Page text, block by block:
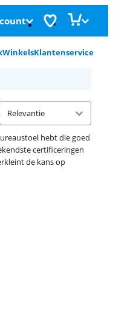
WinkelsKlantenservice
hebt die goed
certificeringen
de kans op